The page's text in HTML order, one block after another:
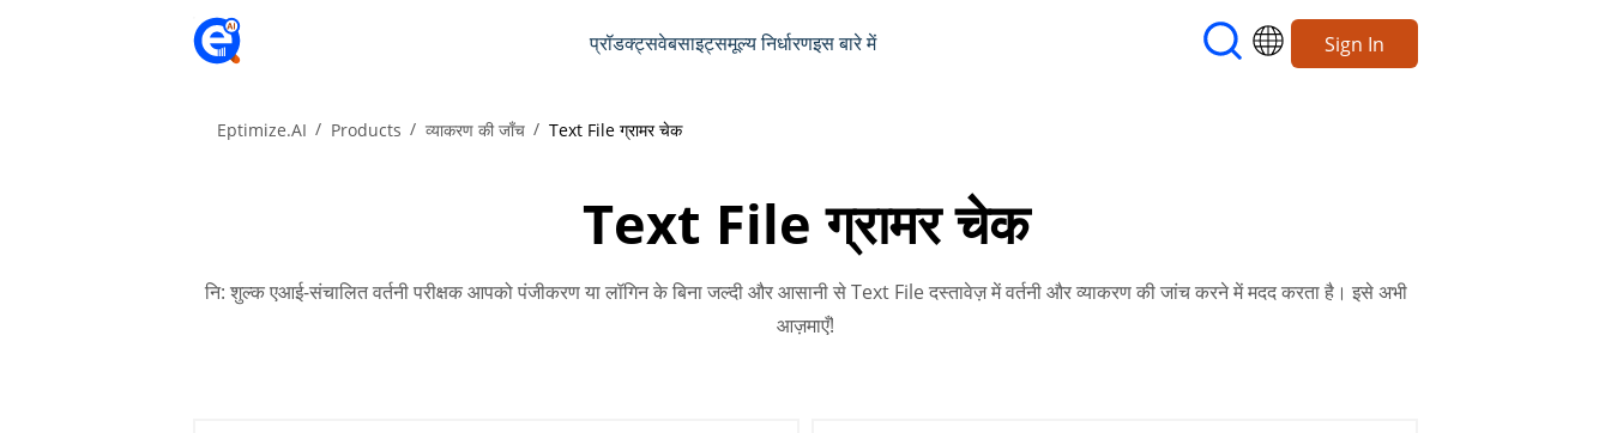
प्रॉडक्ट्सवेबसाइट्समूल्य निर्धारणइस बारे में Sign In
Eptimize.AI Products व्याकरण की जाँच Text File ग्रामर चेक
Text File ग्रामर चेक
नि: शुल्क एआई-संचालित वर्तनी परीक्षक आपको पंजीकरण या लॉगिन के बिना जल्दी और आसानी से Text File दस्तावेज़ में वर्तनी और व्याकरण की जांच करने में मदद करता है। इसे अभी
आज़माएँ!